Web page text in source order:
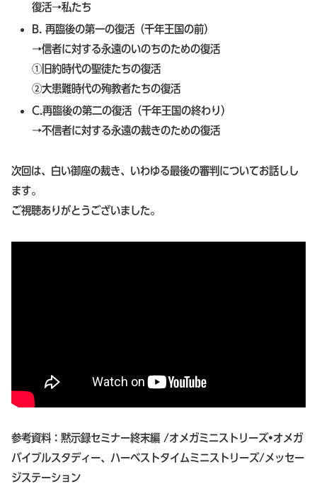
復活→私たち
B. 再臨後の第一の復活（千年王国の前）
→信者に対する永遠のいのちのための復活
①旧約時代の聖徒たちの復活
②大患難時代の殉教者たちの復活
C.再臨後の第二の復活（千年王国の終わり）
→不信者に対する永遠の裁きのための復活
次回は、白い御座の裁き、いわゆる最後の審判についてお話しし
ます。
ご視聴ありがとうございました。
参考資料：黙示録セミナー終末編 /オメガミニストリーズ•オメガ
バイブルスタディー、ハーベストタイムミニストリーズ/メッセー
ジステーション